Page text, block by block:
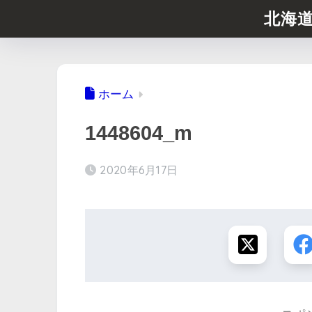
北海
ホーム
1448604_m
2020年6月17日